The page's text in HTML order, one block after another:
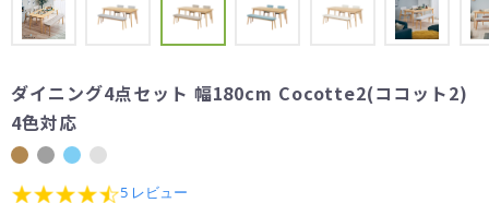
ダイニング4点セット 幅180cm Cocotte2(ココット2)
4色対応
4.6
5 レビュー